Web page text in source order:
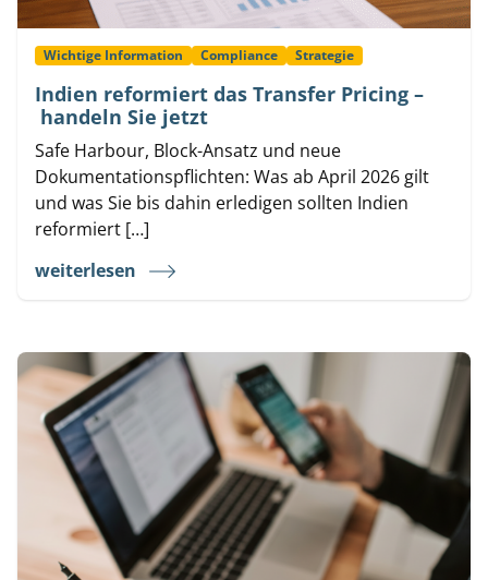
Wichtige Information Compliance Strategie
Indien reformiert das Transfer Pricing –
handeln Sie jetzt
Safe Harbour, Block-Ansatz und neue
Dokumentationspflichten: Was ab April 2026 gilt
und was Sie bis dahin erledigen sollten Indien
reformiert […]
weiterlesen